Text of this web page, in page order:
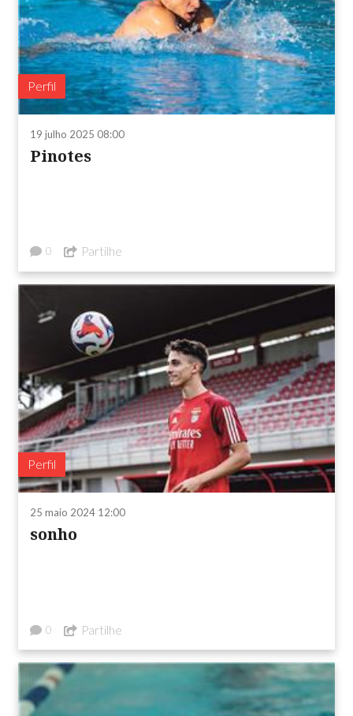
Perfil
19 julho 2025 08:00
Pinotes
0 Partilhe
Perfil
25 maio 2024 12:00
sonho
0 Partilhe